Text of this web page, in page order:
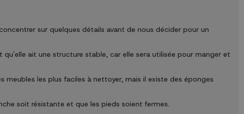
sur quelques détails avant de nous décider pour un
ait une structure stable, car elle sera utilisée pour manger et
les plus faciles à nettoyer, mais il existe des éponges
soit résistante et que les pieds soient fermes.